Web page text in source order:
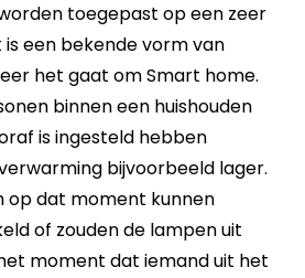
toegepast op een zeer
een bekende vorm van
het gaat omSmart home.
binnen een huishouden
is ingesteld hebben
bijvoorbeeld lager.
op dat moment kunnen
of zouden de lampen uit
moment dat iemand uit het